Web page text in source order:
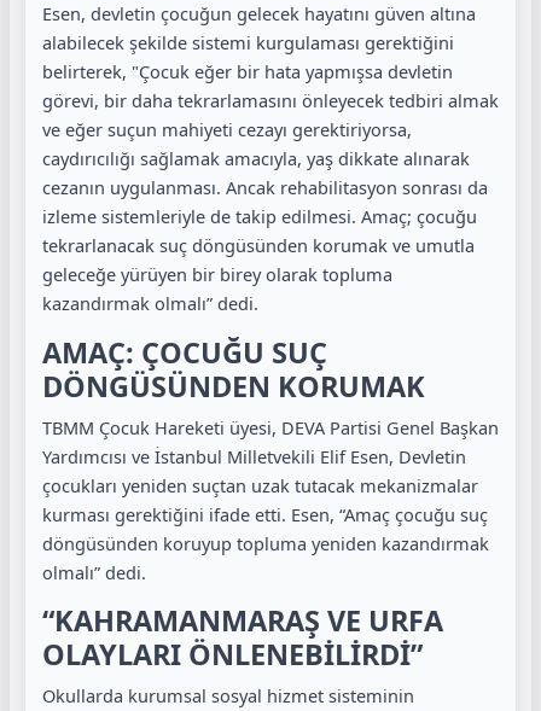
Esen, devletin çocuğun gelecek hayatını güven altına
alabilecek şekilde sistemi kurgulaması gerektiğini
belirterek, "Çocuk eğer bir hata yapmışsa devletin
görevi, bir daha tekrarlamasını önleyecek tedbiri almak
ve eğer suçun mahiyeti cezayı gerektiriyorsa,
caydırıcılığı sağlamak amacıyla, yaş dikkate alınarak
cezanın uygulanması. Ancak rehabilitasyon sonrası da
izleme sistemleriyle de takip edilmesi. Amaç; çocuğu
tekrarlanacak suç döngüsünden korumak ve umutla
geleceğe yürüyen bir birey olarak topluma
kazandırmak olmalı” dedi.
AMAÇ: ÇOCUĞU SUÇ
DÖNGÜSÜNDEN KORUMAK
TBMM Çocuk Hareketi üyesi, DEVA Partisi Genel Başkan
Yardımcısı ve İstanbul Milletvekili Elif Esen, Devletin
çocukları yeniden suçtan uzak tutacak mekanizmalar
kurması gerektiğini ifade etti. Esen, “Amaç çocuğu suç
döngüsünden koruyup topluma yeniden kazandırmak
olmalı” dedi.
“KAHRAMANMARAŞ VE URFA
OLAYLARI ÖNLENEBİLİRDİ”
Okullarda kurumsal sosyal hizmet sisteminin